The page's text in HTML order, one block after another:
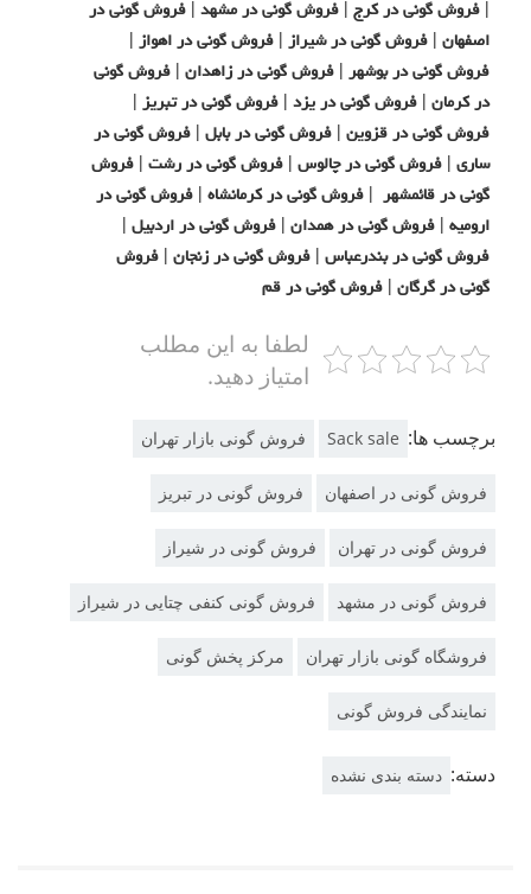
| فروش گونی در کرج | فروش گونی در مشهد | فروش گونی در
اصفهان | فروش گونی در شیراز | فروش گونی در اهواز |
فروش گونی در بوشهر | فروش گونی در زاهدان | فروش گونی
در کرمان | فروش گونی در یزد | فروش گونی در تبریز |
فروش گونی در قزوین | فروش گونی در بابل | فروش گونی در
ساری | فروش گونی در چالوس | فروش گونی در رشت | فروش
گونی در قائمشهر | فروش گونی در کرمانشاه | فروش گونی در
ارومیه | فروش گونی در همدان | فروش گونی در اردبیل |
فروش گونی در بندرعباس | فروش گونی در زنجان | فروش
گونی در گرگان | فروش گونی در قم
لطفا به این مطلب
امتیاز دهید.
برچسب ها: Sack sale فروش گونی بازار تهران
فروش گونی در اصفهان فروش گونی در تبریز
فروش گونی در تهران فروش گونی در شیراز
فروش گونی در مشهد فروش گونی کنفی چتایی در شیراز
فروشگاه گونی بازار تهران مرکز پخش گونی
نمایندگی فروش گونی
دسته: دسته بندی نشده